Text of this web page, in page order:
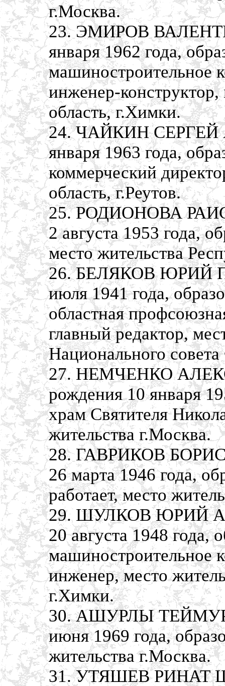
г.Москва.
23. ЭМИРОВ
января 1962 года,
машиностроительное
инженер-
область, г.Химки.
24. ЧАЙКИН СЕРГЕЙ
января 1963 года,
коммерческий
область, г.Реутов.
25. РОДИОНОВА
2 августа 1953 года,
место жительства
26. БЕЛЯКОВ ЮРИЙ
июля 1941 года,
областная
главный редактор,
Национального
27. НЕМЧЕНКО
рождения 10 января
храм Святителя
жительства г.Москва.
28. ГАВРИКОВ
26 марта 1946 года,
работает, место
29. ШУЛКОВ ЮРИЙ
20 августа 1948 года,
машиностроительное
инженер, место
г.Химки.
30. АШУРЛЫ ТЕЙМУР
июня 1969 года,
жительства г.Москва.
31. УТЯШЕВ РИНАТ